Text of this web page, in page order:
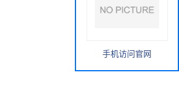
手机访问官网